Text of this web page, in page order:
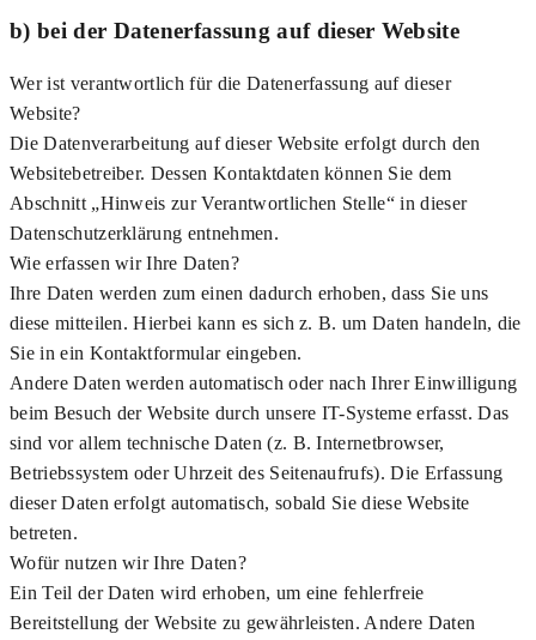
b) bei der Datenerfassung auf dieser Website
Wer ist verantwortlich für die Datenerfassung auf dieser
Website?
Die Datenverarbeitung auf dieser Website erfolgt durch den
Websitebetreiber. Dessen Kontaktdaten können Sie dem
Abschnitt „Hinweis zur Verantwortlichen Stelle“ in dieser
Datenschutzerklärung entnehmen.
Wie erfassen wir Ihre Daten?
Ihre Daten werden zum einen dadurch erhoben, dass Sie uns
diese mitteilen. Hierbei kann es sich z. B. um Daten handeln, die
Sie in ein Kontaktformular eingeben.
Andere Daten werden automatisch oder nach Ihrer Einwilligung
beim Besuch der Website durch unsere IT-Systeme erfasst. Das
sind vor allem technische Daten (z. B. Internetbrowser,
Betriebssystem oder Uhrzeit des Seitenaufrufs). Die Erfassung
dieser Daten erfolgt automatisch, sobald Sie diese Website
betreten.
Wofür nutzen wir Ihre Daten?
Ein Teil der Daten wird erhoben, um eine fehlerfreie
Bereitstellung der Website zu gewährleisten. Andere Daten